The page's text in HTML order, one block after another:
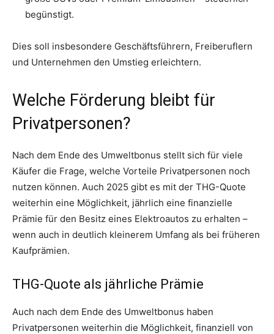
begünstigt.
Dies soll insbesondere Geschäftsführern, Freiberuflern
und Unternehmen den Umstieg erleichtern.
Welche Förderung bleibt für
Privatpersonen?
Nach dem Ende des Umweltbonus stellt sich für viele
Käufer die Frage, welche Vorteile Privatpersonen noch
nutzen können. Auch 2025 gibt es mit der THG-Quote
weiterhin eine Möglichkeit, jährlich eine finanzielle
Prämie für den Besitz eines Elektroautos zu erhalten –
wenn auch in deutlich kleinerem Umfang als bei früheren
Kaufprämien.
THG-Quote als jährliche Prämie
Auch nach dem Ende des Umweltbonus haben
Privatpersonen weiterhin die Möglichkeit, finanziell von